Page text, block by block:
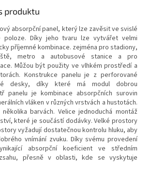
produktu
absorpční panel, který lze zavěsit ve svislé
poloze. Díky jeho tvaru lze vytvářet velmi
příjemné kombinace. zejména pro stadiony,
metro a autobusové stanice a pro
Můžou být použity ve vlhkém prostředí a
Konstrukce panelu je z perforované
desky, díky které má modul dobrou
panelu je kombinace absorpčních surovin
vláken v různých vrstvách a hustotách.
barvách. Velice jednoduchá montáž
které je součástí dodávky. Velké prostory
vyžadují dostatečnou kontrolu hluku, aby
vnímání zvuku. Díky svému provedení
absorpční koeficient ve středním
přesně v oblasti, kde se vyskytuje